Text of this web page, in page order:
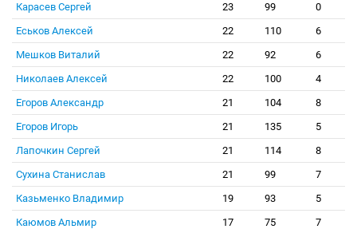
Карасев Сергей
23 99
0
Еськов Алексей
22 110
6
Мешков Виталий
22 92
6
Николаев Алексей
22 100
4
Егоров Александр
21 104
8
Егоров Игорь
21 135
5
Лапочкин Сергей
21 114
8
Сухина Станислав
21 99
7
Казьменко Владимир
19 93
5
Каюмов Альмир
17 75
7